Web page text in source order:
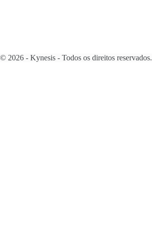
© 2026 - Kynesis - Todos os direitos reservados.